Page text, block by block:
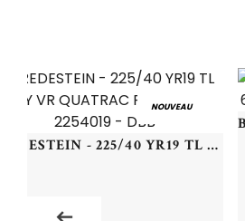
NOUVEAU
VREDESTEIN - 225/40 YR19 TL 93Y VR QUATRAC PRO+ XL - 2254019 - DBB